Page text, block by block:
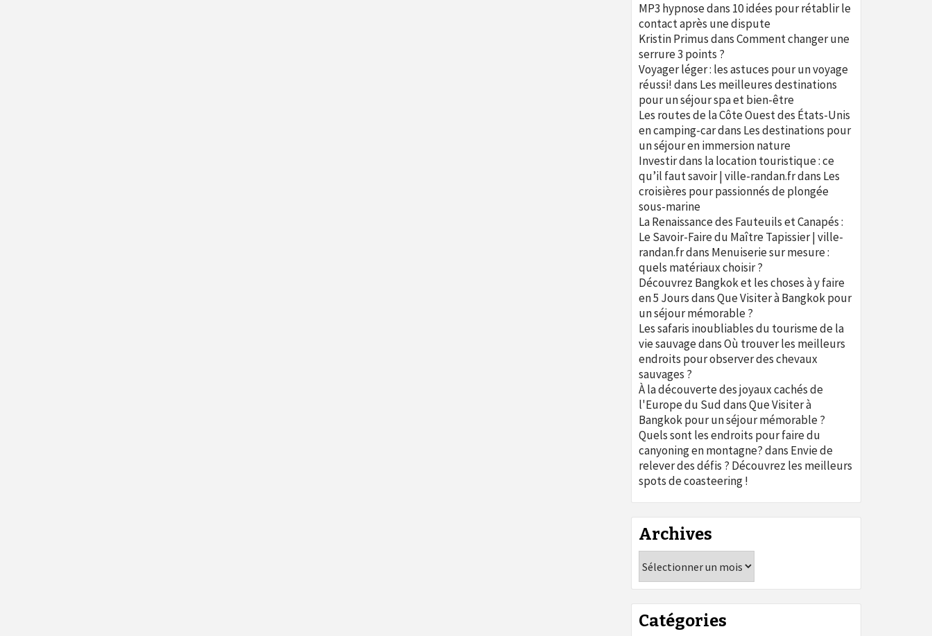
MP3 hypnosedans 10 idées pour rétablir le
contact après une dispute
Kristin PrimusdansComment changer une
serrure 3 points ?
Voyager léger : les astuces pour un voyage
réussi!dans Les meilleures destinations
pour un séjour spa et bien-être
Les routes de la Côte Ouest des États-Unis
en camping-cardans Les destinations pour
un séjour en immersion nature
Investir dans la location touristique : ce
qu’il faut savoir | ville-randan.frdans Les
croisières pour passionnés de plongée
sous-marine
La Renaissance des Fauteuils et Canapés :
Le Savoir-Faire du Maître Tapissier | ville-
randan.frdans Menuiserie sur mesure :
quels matériaux choisir ?
Découvrez Bangkok et les choses à y faire
en 5 JoursdansQue Visiter à Bangkok pour
un séjour mémorable ?
Les safaris inoubliables du tourisme de la
vie sauvagedansOù trouver les meilleurs
endroits pour observer des chevaux
sauvages ?
À la découverte des joyaux cachés de
l'Europe du SuddansQue Visiter à
Bangkok pour un séjour mémorable ?
Quels sont les endroits pour faire du
canyoning en montagne?dans Envie de
relever des défis ? Découvrez les meilleurs
spots de coasteering !
Archives
Catégories